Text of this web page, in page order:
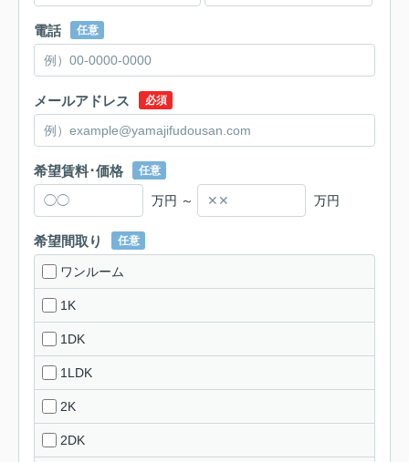
電話 任意
メールアドレス 必須
希望賃料･価格 任意
万円 ～ 万円
希望間取り 任意
ワンルーム
1K
1DK
1LDK
2K
2DK